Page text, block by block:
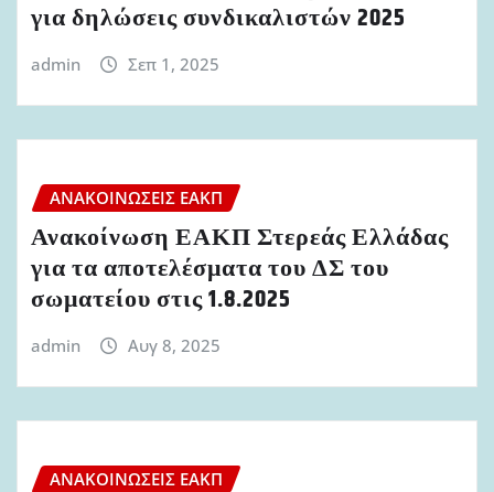
για δηλώσεις συνδικαλιστών 2025
admin Σεπ 1, 2025
ΑΝΑΚΟΙΝΏΣΕΙΣ ΕΑΚΠ
Ανακοίνωση ΕΑΚΠ Στερεάς Ελλάδας
για τα αποτελέσματα του ΔΣ του
σωματείου στις 1.8.2025
admin Αυγ 8, 2025
ΑΝΑΚΟΙΝΏΣΕΙΣ ΕΑΚΠ